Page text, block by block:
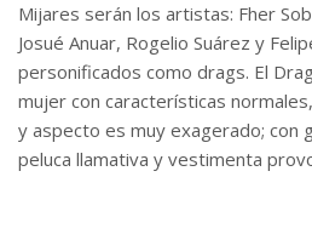
Mijares serán los artistas: Fher
Josué Anuar, Rogelio Suárez y
personificados como drags. El
mujer con características
y aspecto es muy exagerado; con
peluca llamativa y vestimenta